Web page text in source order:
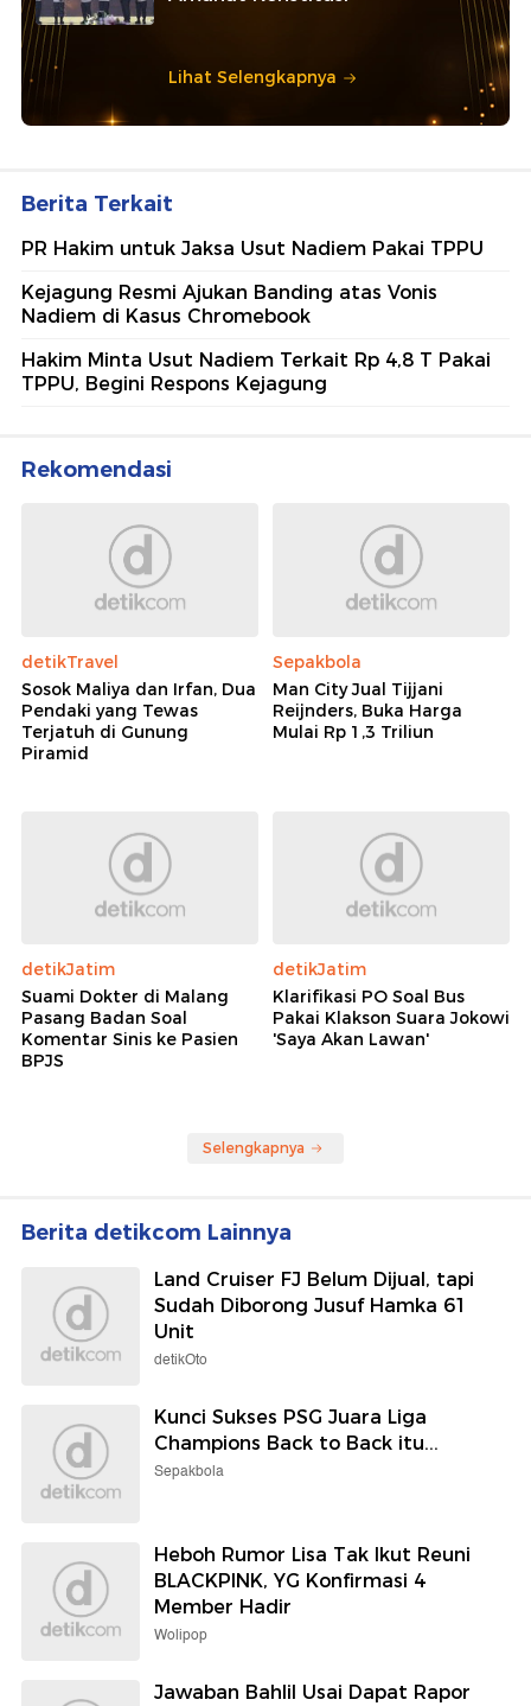
Lihat Selengkapnya
Berita Terkait
PR Hakim untuk Jaksa Usut Nadiem Pakai TPPU
Kejagung Resmi Ajukan Banding atas Vonis
Nadiem di Kasus Chromebook
Hakim Minta Usut Nadiem Terkait Rp 4,8 T Pakai
TPPU, Begini Respons Kejagung
Rekomendasi
detikTravel
Sosok Maliya dan Irfan, Dua
Pendaki yang Tewas
Terjatuh di Gunung
Piramid
Sepakbola
Man City Jual Tijjani
Reijnders, Buka Harga
Mulai Rp 1,3 Triliun
detikJatim
Suami Dokter di Malang
Pasang Badan Soal
Komentar Sinis ke Pasien
BPJS
detikJatim
Klarifikasi PO Soal Bus
Pakai Klakson Suara Jokowi
'Saya Akan Lawan'
Selengkapnya
Berita detikcom Lainnya
Land Cruiser FJ Belum Dijual, tapi
Sudah Diborong Jusuf Hamka 61
Unit
detikOto
Kunci Sukses PSG Juara Liga
Champions Back to Back itu...
Sepakbola
Heboh Rumor Lisa Tak Ikut Reuni
BLACKPINK, YG Konfirmasi 4
Member Hadir
Wolipop
Jawaban Bahlil Usai Dapat Rapor